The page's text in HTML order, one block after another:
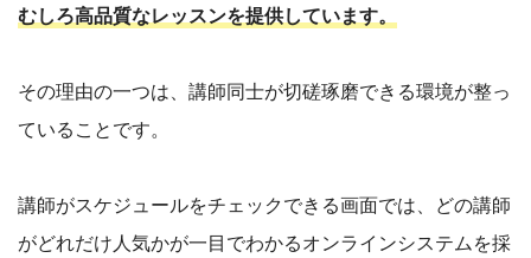
むしろ高品質なレッスンを提供しています。
その理由の一つは、講師同士が切磋琢磨できる環境が整っ
ていることです。
講師がスケジュールをチェックできる画面では、どの講師
がどれだけ人気かが一目でわかるオンラインシステムを採